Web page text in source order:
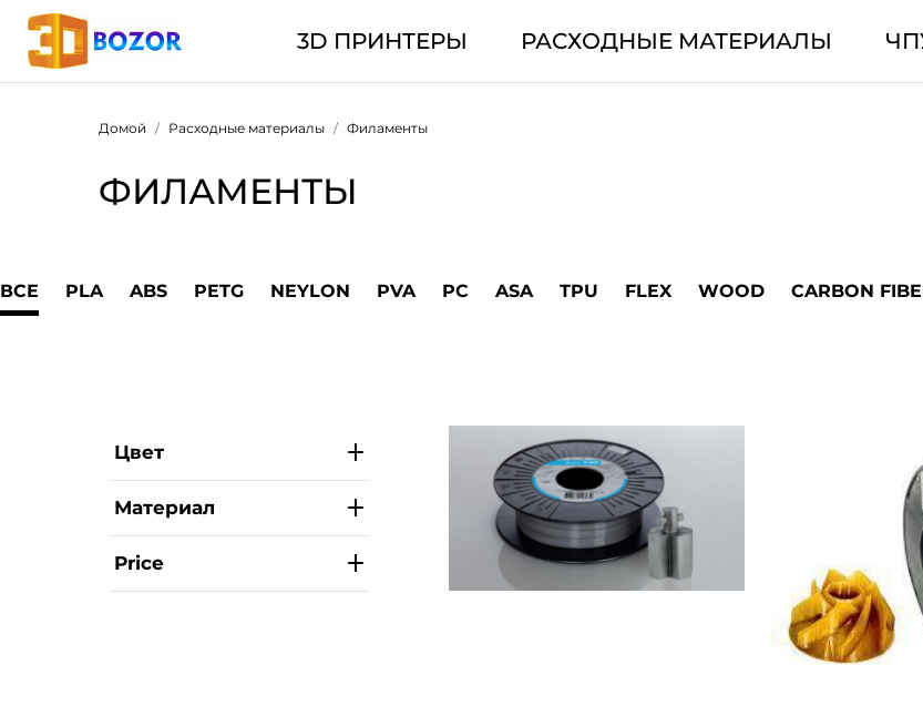
3D ПРИНТЕРЫ РАСХОДНЫЕ МАТЕРИАЛЫ
Домой Расходные материалы Филаменты
ФИЛАМЕНТЫ
ВСЕ PLA ABS PETG NEYLON PVA PC ASA TPU FLEX WOOD CARBON
Цвет
Материал
Price